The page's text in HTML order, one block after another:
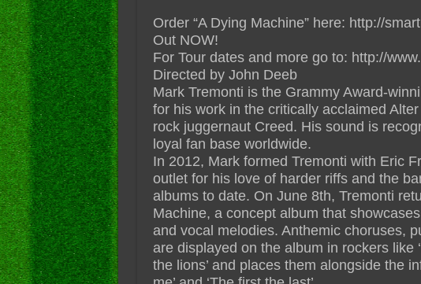
Order “A Dying Machine” here: http://
Out NOW!
For Tour dates and more go to: http://
Directed by John Deeb
Mark Tremonti is the Grammy Award-
for his work in the critically acclaimed
rock juggernaut Creed. His sound is
loyal fan base worldwide.
In 2012, Mark formed Tremonti with Eric
outlet for his love of harder riffs and the
albums to date. On June 8th, Tremonti
Machine, a concept album that
and vocal melodies. Anthemic choruses,
are displayed on the album in rockers like
the lions’ and places them alongside the